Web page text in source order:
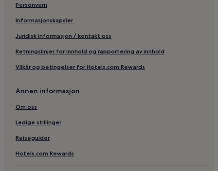
Personvern
Informasjonskapsler
Juridisk informasjon / kontakt oss
Retningslinjer for innhold og rapportering av innhold
Vilkår og betingelser for Hotels.com Rewards
Annen informasjon
Om oss
Ledige stillinger
Reiseguider
Hotels.com Rewards